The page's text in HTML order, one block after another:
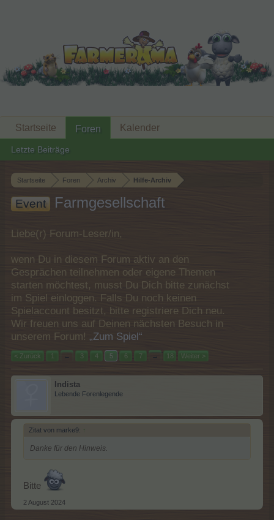
Startseite Foren Archiv Hilfe-Archiv
Event Farmgesellschaft
Liebe(r) Forum-Leser/in,
wenn Du in diesem Forum aktiv an den
Gesprächen teilnehmen oder eigene Themen
starten möchtest, musst Du Dich bitte zunächst
im Spiel einloggen. Falls Du noch keinen
Spielaccount besitzt, bitte registriere Dich neu.
Wir freuen uns auf Deinen nächsten Besuch in
unserem Forum! „Zum Spiel“
< Zurück 1 ← 3 4 5 6 7 → 18 Weiter >
Indista
Lebende Forenlegende
Zitat von marke9: ↑
Danke für den Hinweis.
Bitte
2 August 2024
Startseite Foren
Letzte Beiträge
Kalender